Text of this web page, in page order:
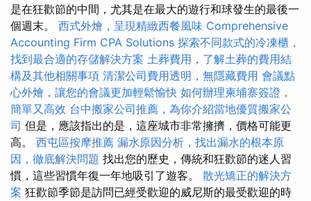
是在狂歡節的中間，尤其是在最大的遊行和球發生的最後一
個週末。 西式外燴，呈現精緻西餐風味 Comprehensive
Accounting Firm CPA Solutions 探索不同款式的冷凍櫃，
找到最合適的存儲解決方案 土葬費用，了解土葬的費用結
構及其他相關事項 清潔公司費用透明，無隱藏費用 會議點
心外燴，讓您的會議更加輕鬆愉快 如何辦理柬埔寨簽證，
簡單又高效 台中搬家公司推薦，為你介紹當地優質搬家公
司 但是，應該指出的是，這座城市非常擁擠，價格可能更
高。 西屯區按摩推薦 漏水原因分析，找出漏水的根本原
因，徹底解決問題 找出您的歷史，傳統和狂歡節的迷人習
慣，這些習慣年復一年地吸引了遊客。 散光矯正的解決方
案 狂歡節季節是訪問已經受歡迎的威尼斯的最受歡迎的時